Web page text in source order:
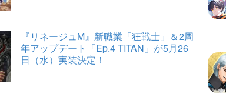
『リネージュM』新職業「狂戦士」＆2周
年アップデート「Ep.4 TITAN」が5月26
日（水）実装決定！